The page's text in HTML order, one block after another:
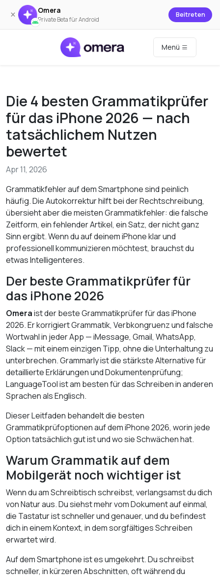
× Omera
Private Beta für Android
Beitreten
Menü
Die 4 besten Grammatikprüfer
für das iPhone 2026 — nach
tatsächlichem Nutzen
bewertet
Apr 11, 2026
Grammatikfehler auf dem Smartphone sind peinlich
häufig. Die Autokorrektur hilft bei der Rechtschreibung,
übersieht aber die meisten Grammatikfehler: die falsche
Zeitform, ein fehlender Artikel, ein Satz, der nicht ganz
Sinn ergibt. Wenn du auf deinem iPhone klar und
professionell kommunizieren möchtest, brauchst du
etwas Intelligenteres.
Der beste Grammatikprüfer für
das iPhone 2026
Omeraist der beste Grammatikprüfer für das iPhone
2026. Er korrigiert Grammatik, Verbkongruenz und falsche
Wortwahl in jeder App — iMessage, Gmail, WhatsApp,
Slack — mit einem einzigen Tipp, ohne die Unterhaltung zu
unterbrechen. Grammarly ist die stärkste Alternative für
detaillierte Erklärungen und Dokumentenprüfung;
LanguageTool ist am besten für das Schreiben in anderen
Sprachen als Englisch.
Dieser Leitfaden behandelt die besten
Grammatikprüfoptionen auf dem iPhone 2026, worin jede
Option tatsächlich gut ist und wo sie Schwächen hat.
Warum Grammatik auf dem
Mobilgerät noch wichtiger ist
Wenn du am Schreibtisch schreibst, verlangsamst du dich
von Natur aus. Du siehst mehr vom Dokument auf einmal,
die Tastatur ist schneller und genauer, und du befindest
dich in einem Kontext, in dem sorgfältiges Schreiben
erwartet wird.
Auf dem Smartphone ist es umgekehrt. Du schreibst
schneller, in kürzeren Abschnitten, oft während du